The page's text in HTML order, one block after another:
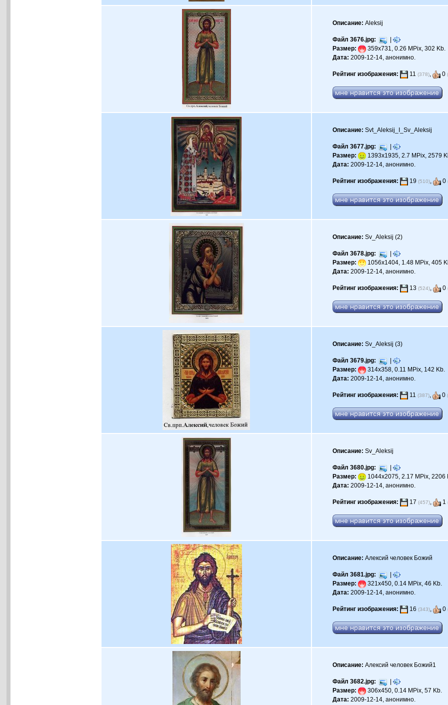
Описание: Aleksij
Файл 3676.jpg:
|
Размер:
359x731, 0.26 MPix, 302 Kb.
Дата: 2009-12-14, анонимно.
Рейтинг изображения: 11(378), 0
Описание: Svt_Aleksij_I_Sv_Aleksij
Файл 3677.jpg:
|
Размер:
1393x1935, 2.7 MPix, 2579
Дата: 2009-12-14, анонимно.
Рейтинг изображения: 19(510), 0
Описание: Sv_Aleksij (2)
Файл 3678.jpg:
|
Размер:
1056x1404, 1.48 MPix, 405
Дата: 2009-12-14, анонимно.
Рейтинг изображения: 13(524), 0
Описание: Sv_Aleksij (3)
Файл 3679.jpg:
|
Размер:
314x358, 0.11 MPix, 142 Kb.
Дата: 2009-12-14, анонимно.
Рейтинг изображения: 11(387), 0
Описание: Sv_Aleksij
Файл 3680.jpg:
|
Размер:
1044x2075, 2.17 MPix, 2206
Дата: 2009-12-14, анонимно.
Рейтинг изображения: 17(457), 1
Описание: Алексий человек Божий
Файл 3681.jpg:
|
Размер:
321x450, 0.14 MPix, 46 Kb.
Дата: 2009-12-14, анонимно.
Рейтинг изображения: 16(343), 0
Описание: Алексий человек Божий1
Файл 3682.jpg:
|
Размер:
306x450, 0.14 MPix, 57 Kb.
Дата: 2009-12-14, анонимно.